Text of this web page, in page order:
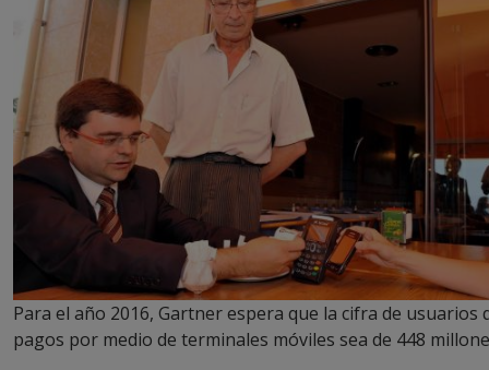
Para el año 2016, Gartner espera que la cifra de usuarios
pagos por medio de terminales móviles sea de 448